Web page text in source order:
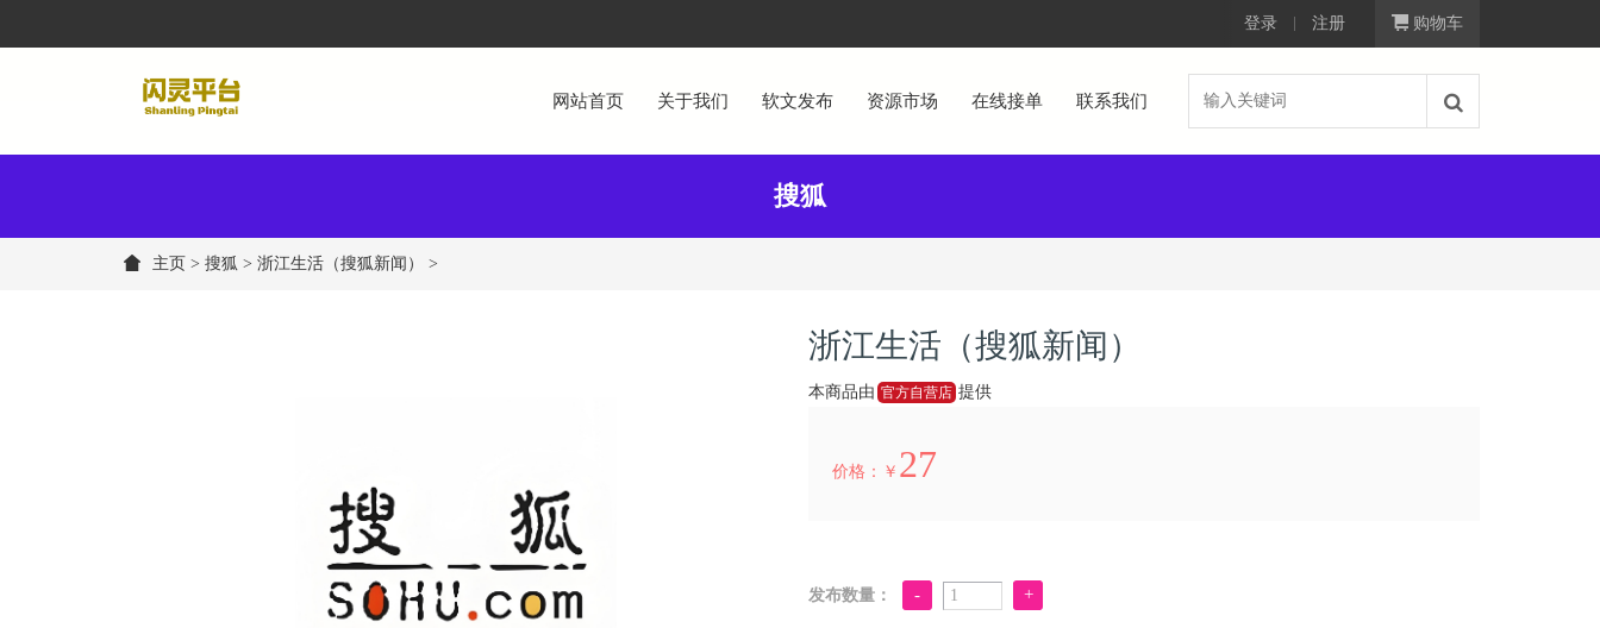
登录 注册 购物车
网站首页 关于我们 软文发布 资源市场 在线接单 联系我们
搜狐
主页 > 搜狐 > 浙江生活（搜狐新闻） >
浙江生活（搜狐新闻）
本商品由 官方自营店 提供
价格：￥ 27
发布数量：